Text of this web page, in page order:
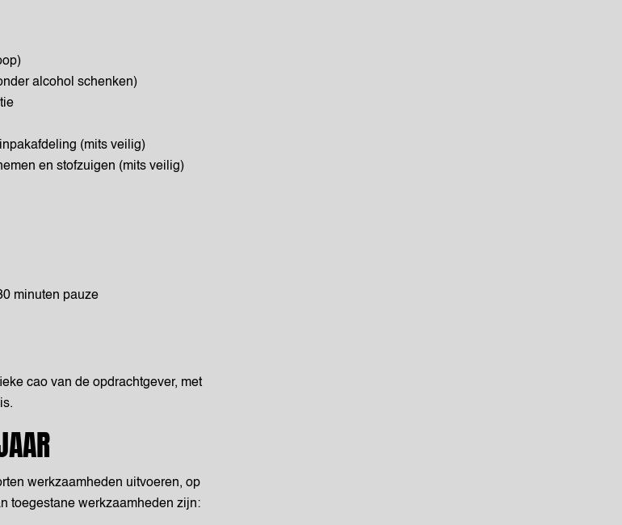
alcohol schenken)
(mits veilig)
en stofzuigen (mits veilig)
minuten pauze
cao van de opdrachtgever, met
werkzaamheden uitvoeren, op
toegestane werkzaamheden zijn: